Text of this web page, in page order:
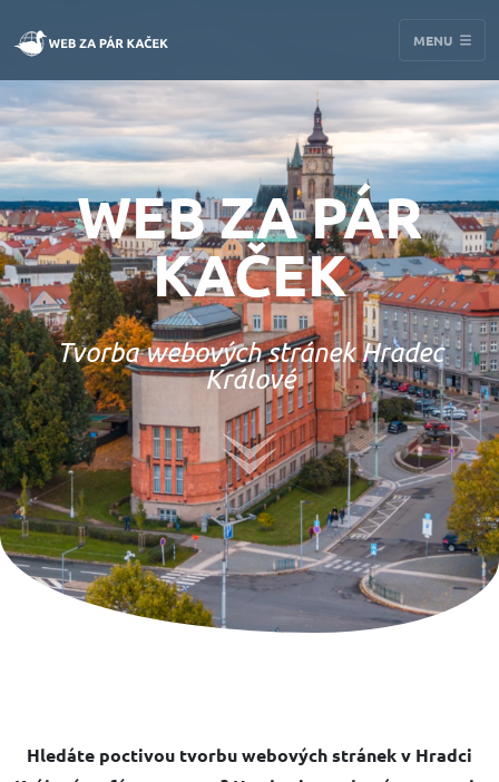
MENU
WEB ZA PÁR
KAČEK
Tvorba webových stránek Hradec
Králové
Hledáte poctivou tvorbu webových stránek v Hradci